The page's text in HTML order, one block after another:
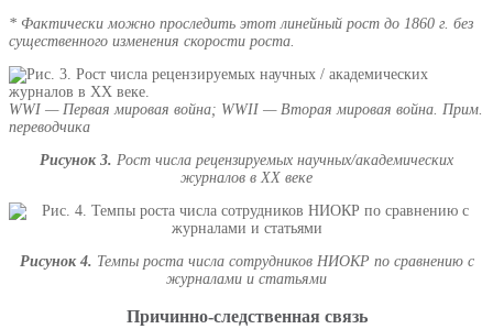
* Фактически можно проследить этот линейный рост до 1860 г. без
существенного изменения скорости роста.
WWI — Первая мировая война; WWII — Вторая мировая война. Прим.
переводчика
Рисунок 3. Рост числа рецензируемых научных/академических
журналов в ХХ веке
Рисунок 4. Темпы роста числа сотрудников НИОКР по сравнению с
журналами и статьями
Причинно-следственная связь